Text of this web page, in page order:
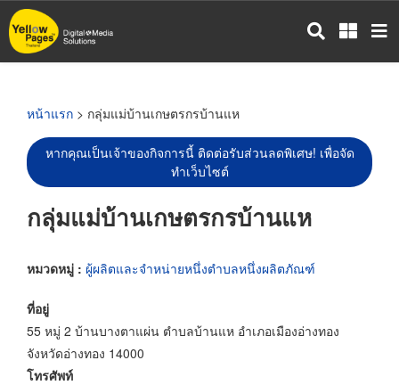
ข้าม
ไป
หน้าแรก > กลุ่มแม่บ้านเกษตรกรบ้านแห
หากคุณเป็นเจ้าของกิจการนี้ ติดต่อรับส่วนลดพิเศษ! เพื่อจัด
ทำเว็บไซต์
กลุ่มแม่บ้านเกษตรกรบ้านแห
หมวดหมู่ : ผู้ผลิตและจำหน่ายหนึ่งตำบลหนึ่งผลิตภัณฑ์
ที่อยู่
55 หมู่ 2 บ้านบางตาแผ่น ตำบลบ้านแห อำเภอเมืองอ่างทอง
จังหวัดอ่างทอง 14000
โทรศัพท์